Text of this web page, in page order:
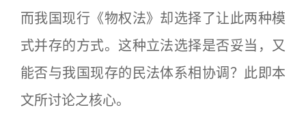
而我国现行《物权法》却选择了让此两种模
式并存的方式。这种立法选择是否妥当，又
能否与我国现存的民法体系相协调？此即本
文所讨论之核心。